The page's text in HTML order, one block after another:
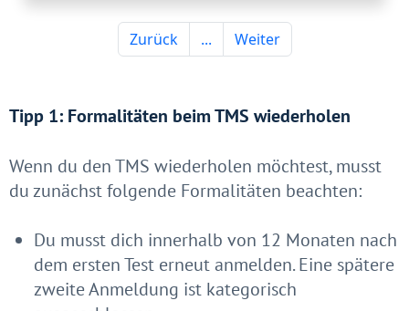
Tipp 1: Formalitäten beim TMS wiederholen
Wenn du den TMS wiederholen möchtest, musst
du zunächst folgende Formalitäten beachten:
Du musst dich innerhalb von 12 Monaten nach
dem ersten Test erneut anmelden. Eine spätere
zweite Anmeldung ist kategorisch